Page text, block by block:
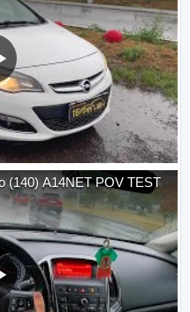
(140) A14NET POV TEST